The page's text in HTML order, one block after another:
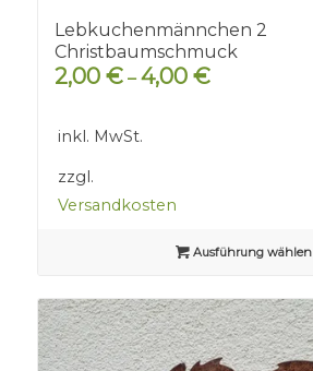
Lebkuchenmännchen 2
Christbaumschmuck
2,00 €–4,00 €
inkl. MwSt.
zzgl.
Versandkosten
Ausführung wählen